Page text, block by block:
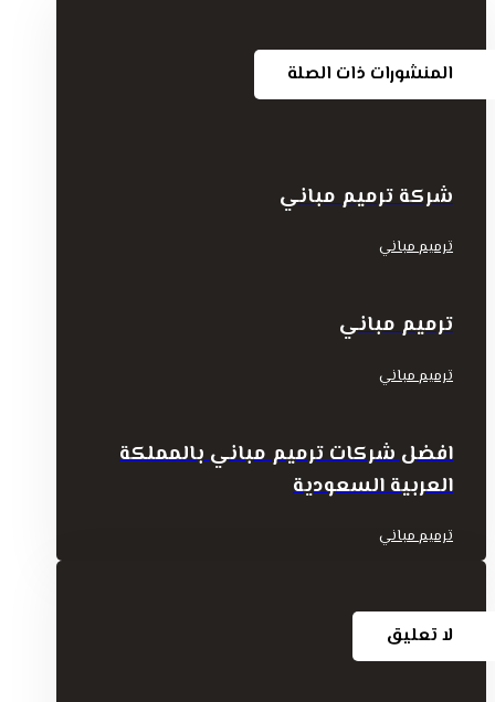
المنشورات ذات الصلة
شركة ترميم مباني
ترميم مباني
ترميم مباني
ترميم مباني
افضل شركات ترميم مباني بالمملكة
العربية السعودية
ترميم مباني
لا تعليق